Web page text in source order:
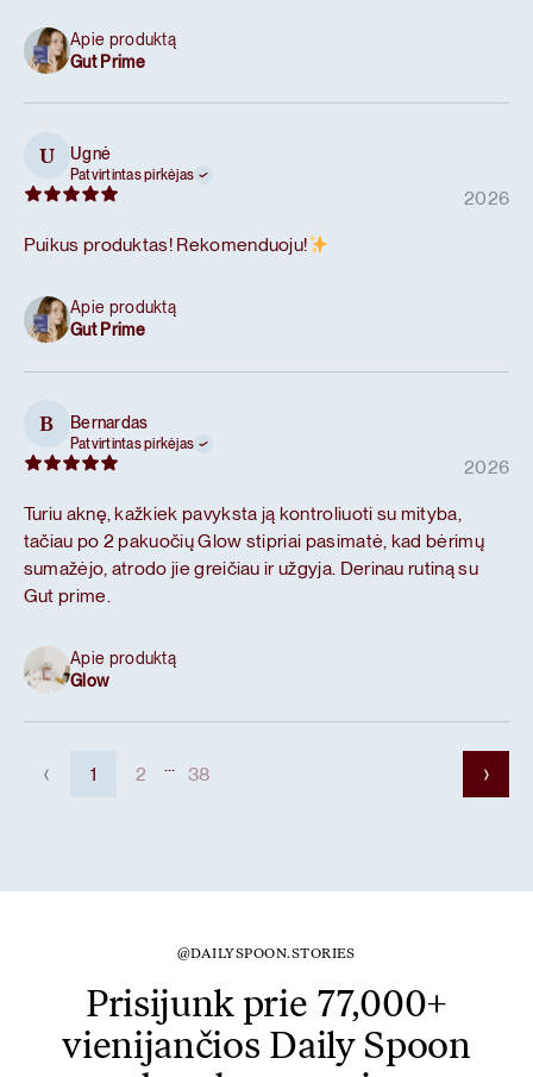
Apie produktą
Gut Prime
U Ugnė
Patvirtintas pirkėjas
2026
Puikus produktas! Rekomenduoju!
Apie produktą
Gut Prime
B Bernardas
Patvirtintas pirkėjas
2026
Turiu aknę, kažkiek pavyksta ją kontroliuoti su mityba,
tačiau po 2 pakuočių Glow stipriai pasimatė, kad bėrimų
sumažėjo, atrodo jie greičiau ir užgyja. Derinau rutiną su
Gut prime.
Apie produktą
Glow
1 2 ... 38
@DAILYSPOON.STORIES
Prisijunk prie 77,000+
vienijančios Daily Spoon